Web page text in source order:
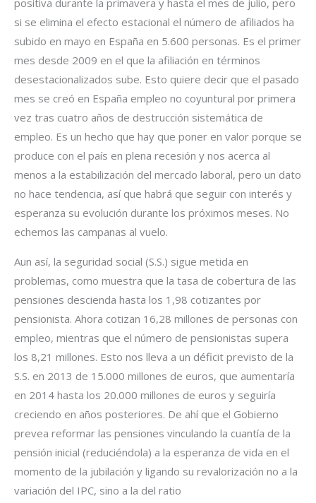
si se elimina el efecto estacional el número de afiliados ha
subido en mayo en España en 5.600 personas. Es el primer
mes desde 2009 en el que la afiliación en términos
desestacionalizados sube. Esto quiere decir que el pasado
mes se creó en España empleo no coyuntural por primera
vez tras cuatro años de destrucción sistemática de
empleo. Es un hecho que hay que poner en valor porque se
produce con el país en plena recesión y nos acerca al
menos a la estabilización del mercado laboral, pero un dato
no hace tendencia, así que habrá que seguir con interés y
esperanza su evolución durante los próximos meses. No
echemos las campanas al vuelo.
Aun así, la seguridad social (S.S.) sigue metida en
problemas, como muestra que la tasa de cobertura de las
pensiones descienda hasta los 1,98 cotizantes por
pensionista. Ahora cotizan 16,28 millones de personas con
empleo, mientras que el número de pensionistas supera
los 8,21 millones. Esto nos lleva a un déficit previsto de la
S.S. en 2013 de 15.000 millones de euros, que aumentaría
en 2014 hasta los 20.000 millones de euros y seguiría
creciendo en años posteriores. De ahí que el Gobierno
prevea reformar las pensiones vinculando la cuantía de la
pensión inicial (reduciéndola) a la esperanza de vida en el
momento de la jubilación y ligando su revalorización no a la
variación del IPC, sino a la del ratio